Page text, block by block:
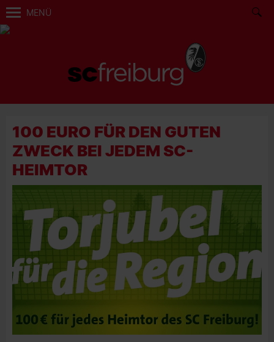
MENÜ
100 EURO FÜR DEN GUTEN
ZWECK BEI JEDEM SC-
HEIMTOR